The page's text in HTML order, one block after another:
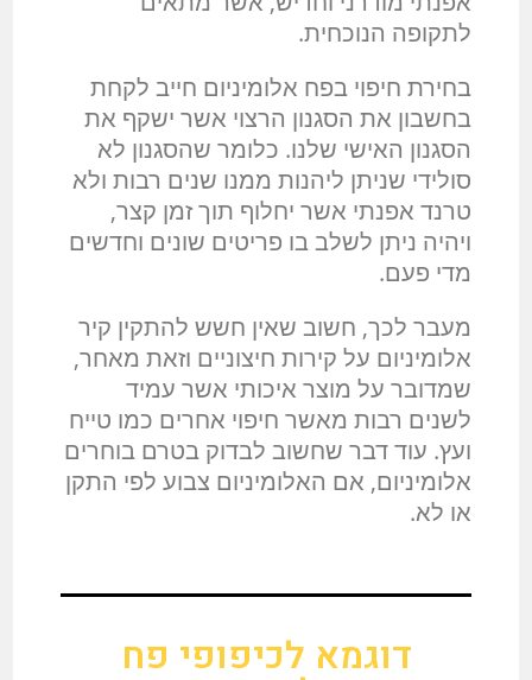
לתקופה הנוכחית.
בחירת חיפוי בפח אלומיניום חייב לקחת
בחשבון את הסגנון הרצוי אשר ישקף את
הסגנון האישי שלנו. כלומר שהסגנון לא
סולידי שניתן ליהנות ממנו שנים רבות ולא
טרנד אפנתי אשר יחלוף תוך זמן קצר,
ויהיה ניתן לשלב בו פריטים שונים וחדשים
מדי פעם.
מעבר לכך, חשוב שאין חשש להתקין קיר
אלומיניום על קירות חיצוניים וזאת מאחר,
שמדובר על מוצר איכותי אשר עמיד
לשנים רבות מאשר חיפוי אחרים כמו טייח
ועץ. עוד דבר שחשוב לבדוק בטרם בוחרים
אלומיניום, אם האלומיניום צבוע לפי התקן
או לא.
דוגמא לכיפופי פח